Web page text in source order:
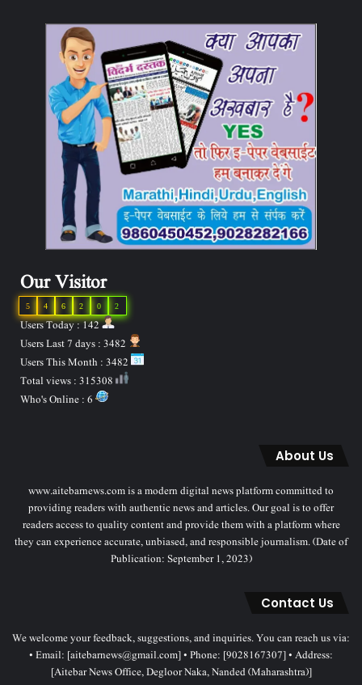
Our Visitor
2
0
2
6
4
5
Users Today : 142
About Us
www.aitebarnews.com is a modern digital news platform committed to
providing readers with authentic news and articles. Our goal is to offer
readers access to quality content and provide them with a platform where
they can experience accurate, unbiased, and responsible journalism. (Date of
Publication: September 1, 2023)
Contact Us
We welcome your feedback, suggestions, and inquiries. You can reach us via:
• Email: [aitebarnews@gmail.com] • Phone: [9028167307] • Address:
[Aitebar News Office, Degloor Naka, Nanded (Maharashtra)]